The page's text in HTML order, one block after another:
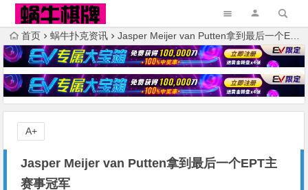
首页 蜗牛扑克资讯 Jasper Meijer van Putten拿到最后一个EPT主赛事冠军
Jasper Meijer van Putten拿到最后一个EPT主
赛事冠军
A+